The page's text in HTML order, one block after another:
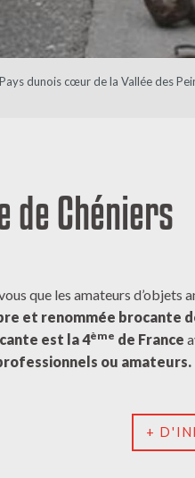
Pays dunois cœur de la Vallée des
de Chéniers
que les amateurs
et renommée brocante
est la 4ème de France
ou amateurs.
+